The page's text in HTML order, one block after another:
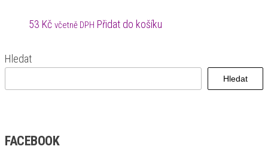
53 Kč včetně DPH Přidat do košíku
Hledat
Hledat
FACEBOOK